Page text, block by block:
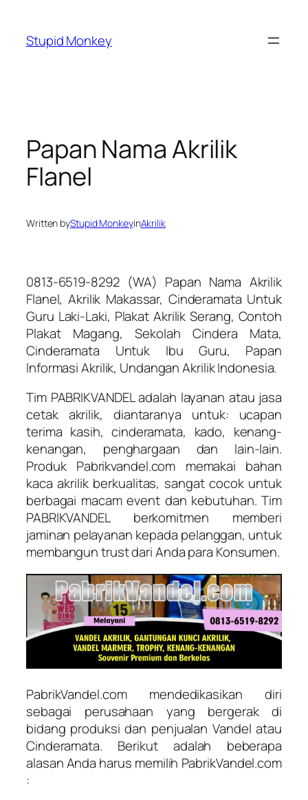
content
Stupid Monkey
Papan Nama Akrilik
Flanel
Written byStupid MonkeyinAkrilik
0813-6519-8292 (WA) Papan Nama Akrilik
Flanel, Akrilik Makassar, Cinderamata Untuk
Guru Laki-Laki, Plakat Akrilik Serang, Contoh
Plakat Magang, Sekolah Cindera Mata,
Cinderamata Untuk Ibu Guru, Papan
Informasi Akrilik, Undangan Akrilik Indonesia.
Tim PABRIKVANDEL adalah layanan atau jasa
cetak akrilik, diantaranya untuk: ucapan
terima kasih, cinderamata, kado, kenang-
kenangan, penghargaan dan lain-lain.
Produk Pabrikvandel.com memakai bahan
kaca akrilik berkualitas, sangat cocok untuk
berbagai macam event dan kebutuhan. Tim
PABRIKVANDEL berkomitmen memberi
jaminan pelayanan kepada pelanggan, untuk
membangun trust dari Anda para Konsumen.
PabrikVandel.com mendedikasikan diri
sebagai perusahaan yang bergerak di
bidang produksi dan penjualan Vandel atau
Cinderamata. Berikut adalah beberapa
alasan Anda harus memilih PabrikVandel.com
: